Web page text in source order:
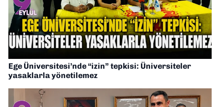
Ege Üniversitesi’nde “izin” tepkisi: Üniversiteler
yasaklarla yönetilemez